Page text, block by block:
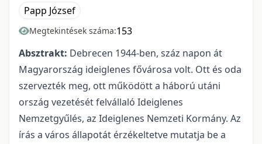
Papp József
Megtekintések száma:153
Absztrakt: Debrecen 1944-ben, száz napon át
Magyarország ideiglenes fővárosa volt. Ott és oda
szervezték meg, ott működött a háború utáni
ország vezetését felvállaló Ideiglenes
Nemzetgyűlés, az Ideiglenes Nemzeti Kormány. Az
írás a város állapotát érzékeltetve mutatja be a